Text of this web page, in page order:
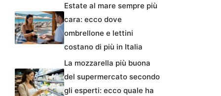
Estate al mare sempre più
cara: ecco dove
ombrellone e lettini
costano di più in Italia
La mozzarella più buona
del supermercato secondo
gli esperti: ecco quale ha